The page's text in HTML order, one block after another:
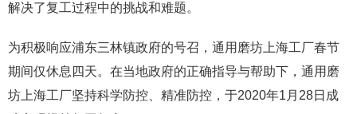
解决了复工过程中的挑战和难题。
为积极响应浦东三林镇政府的号召，通用磨坊上海工厂春节
期间仅休息四天。在当地政府的正确指导与帮助下，通用磨
坊上海工厂坚持科学防控、精准防控，于2020年1月28日成